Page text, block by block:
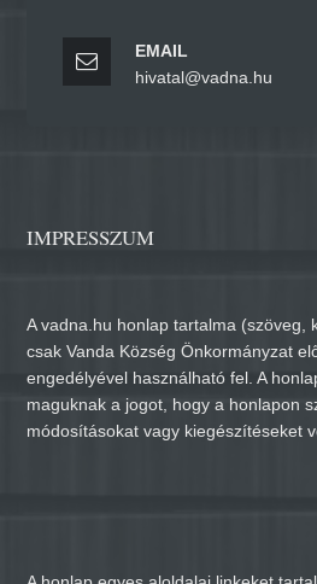
EMAIL
hivatal@vadna.hu
IMPRESSZUM
A vadna.hu honlap tartalma (szöveg,
csak Vanda Község Önkormányzat
engedélyével használható fel. A
maguknak a jogot, hogy a honlapon
módosításokat vagy kiegészítéseket